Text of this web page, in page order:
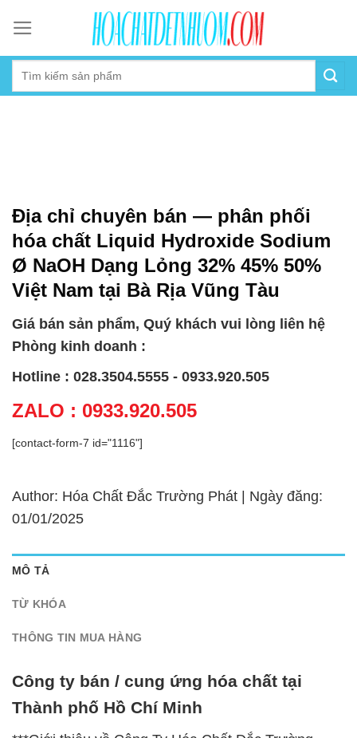
content
Địa chỉ chuyên bán — phân phối
hóa chất Liquid Hydroxide Sodium
Ø NaOH Dạng Lỏng 32% 45% 50%
Việt Nam tại Bà Rịa Vũng Tàu
Giá bán sản phẩm, Quý khách vui lòng liên hệ
Phòng kinh doanh :
Hotline : 028.3504.5555 - 0933.920.505
ZALO : 0933.920.505
[contact-form-7 id="1116"]
Author: Hóa Chất Đắc Trường Phát | Ngày đăng:
01/01/2025
MÔ TẢ
TỪ KHÓA
THÔNG TIN MUA HÀNG
Công ty bán / cung ứng hóa chất tại
Thành phố Hồ Chí Minh